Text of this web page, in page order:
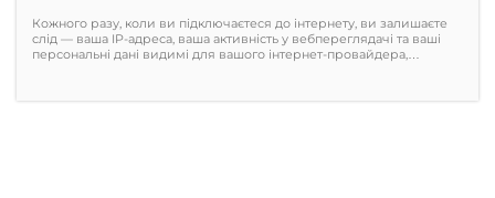
Кожного разу, коли ви підключаєтеся до інтернету, ви залишаєте
слід — ваша IP-адреса, ваша активність у вебпереглядачі та ваші
персональні дані видимі для вашого інтернет-провайдера,…